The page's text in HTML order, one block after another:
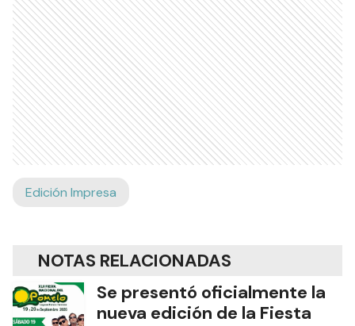
Edición Impresa
NOTAS RELACIONADAS
Se presentó oficialmente la
nueva edición de la Fiesta